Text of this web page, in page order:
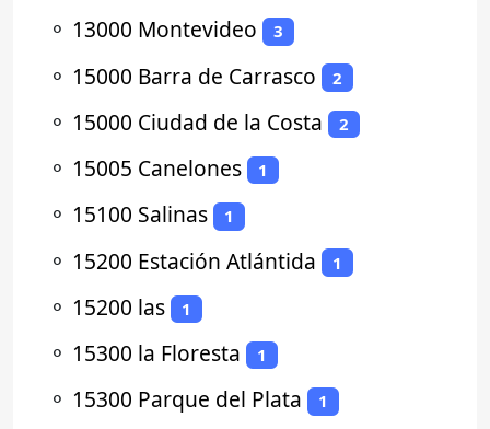
⚬ 13000 Montevideo 3
⚬ 15000 Barra de Carrasco 2
⚬ 15000 Ciudad de la Costa 2
⚬ 15005 Canelones 1
⚬ 15100 Salinas 1
⚬ 15200 Estación Atlántida 1
⚬ 15200 las 1
⚬ 15300 la Floresta 1
⚬ 15300 Parque del Plata 1